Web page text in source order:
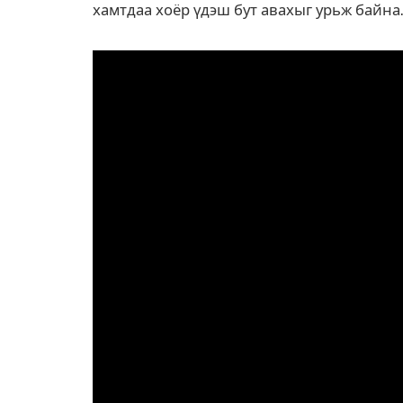
хамтдаа хоёр үдэш бут авахыг урьж байна.